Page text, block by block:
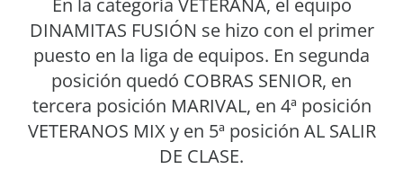
En la categoría VETERANA, el equipo
DINAMITAS FUSIÓN se hizo con el primer
puesto en la liga de equipos. En segunda
posición quedó COBRAS SENIOR, en
tercera posición MARIVAL, en 4ª posición
VETERANOS MIX y en 5ª posición AL SALIR
DE CLASE.